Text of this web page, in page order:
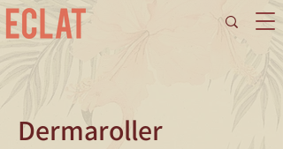
Dermaroller